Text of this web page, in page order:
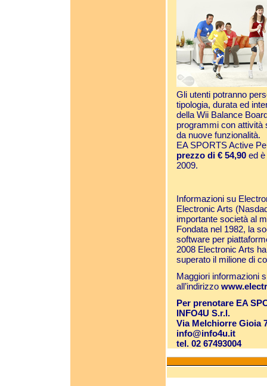
Gli utenti potranno
tipologia, durata ed
della Wii Balance
programmi con attività
da nuove funzionalità.
EA SPORTS Active
prezzo di € 54,90 ed
2009.
Informazioni su
Electronic Arts
importante società al
Fondata nel 1982, la
software per
2008 Electronic Arts
superato il milione di
Maggiori informazioni
all’indirizzo
Per prenotare EA
INFO4U S.r.l.
Via Melchiorre Gioia
info@info4u.it
tel. 02 67493004